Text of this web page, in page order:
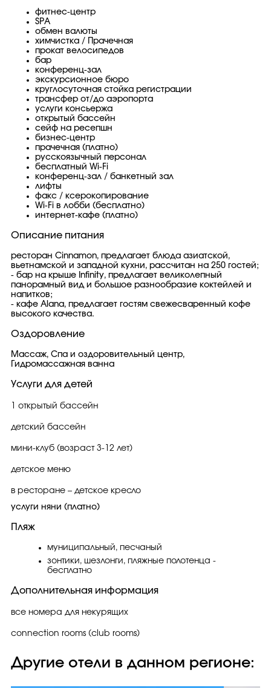
фитнес-центр
SPA
обмен валюты
химчистка / Прачечная
прокат велосипедов
бар
конференц-зал
экскурсионное бюро
круглосуточная стойка регистрации
трансфер от/до аэропорта
услуги консьержа
открытый бассейн
сейф на ресепшн
бизнес-центр
прачечная (платно)
русскоязычный персонал
бесплатный Wi-Fi
конференц-зал / банкетный зал
лифты
факс / ксерокопирование
Wi-Fi в лобби (бесплатно)
интернет-кафе (платно)
Описание питания
ресторан Cinnamon, предлагает блюда азиатской,
вьетнамской и западной кухни, рассчитан на 250 гостей;
- бар на крыше Infinity, предлагает великолепный
панорамный вид и большое разнообразие коктейлей и
напитков;
- кафе Alana, предлагает гостям свежесваренный кофе
высокого качества.
Оздоровление
Массаж, Спа и оздоровительный центр,
Гидромассажная ванна
Услуги для детей
1 открытый бассейн
детский бассейн
мини-клуб (возраст 3-12 лет)
детское меню
в ресторане – детское кресло
услуги няни (платно)
Пляж
муниципальный, песчаный
зонтики, шезлонги, пляжные полотенца -
бесплатно
Дополнительная информация
все номера для некурящих
connection rooms (club rooms)
Другие отели в данном регионе: